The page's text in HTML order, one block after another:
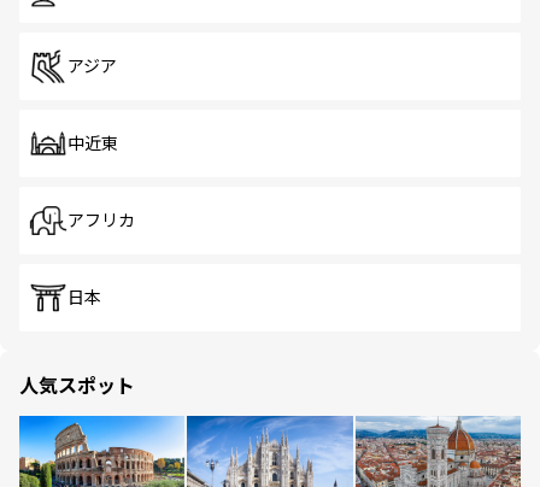
アジア
中近東
アフリカ
日本
人気スポット